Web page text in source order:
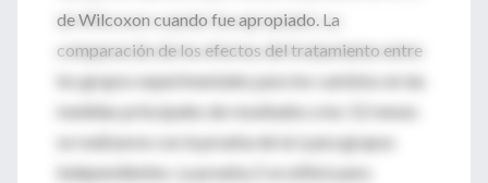
de Wilcoxon cuando fue apropiado. La
comparación de los efectos del tratamiento entre
los grupos experimentales para los cambios en las
medidas principales de resultados a los 12 meses
se realizaron con la prueba de la t para grupos
independientes. La prueba 2 se utilizó para